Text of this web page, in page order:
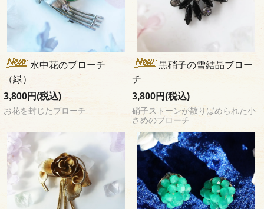
水中花のブローチ
（緑）
3,800円(税込)
お花を封じたブローチ
黒硝子の雪結晶ブロー
チ
3,800円(税込)
硝子ストーンが散りばめられた小
さめのブローチ